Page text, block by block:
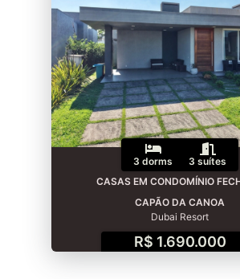
3 dorms
3 suítes
CASAS EM CONDOMÍNIO
CAPÃO DA CANOA
Dubai Resort
R$ 1.690.000